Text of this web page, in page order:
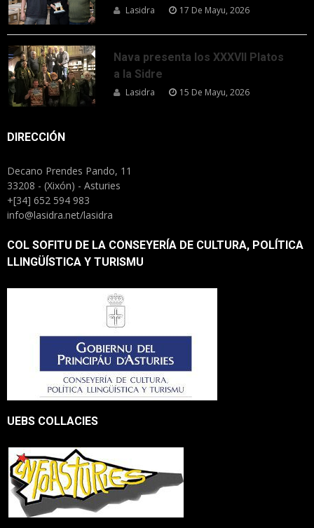
Lasidra 17 De Mayu, 2026
Nava presenta los XXXVII Platos
a la Sidre
Lasidra 15 De Mayu, 2026
DIRECCIÓN
Decano Prendes Pando, 11
33208 - (Xixón) - Asturies
+[34] 652 594 983
info@lasidra.net/lasidra
COL SOFITU DE LA CONSEYERÍA DE CULTURA, POLÍTICA
LLINGÜÍSTICA Y TURISMU
UEBS COLLACIES